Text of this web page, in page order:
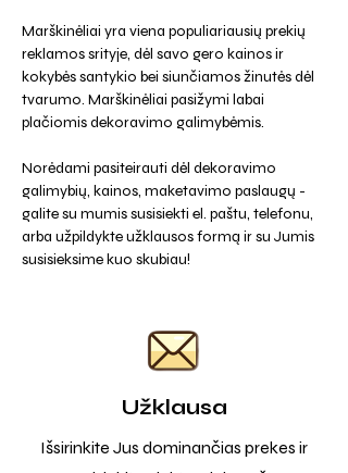
Marškinėliai yra viena populiariausių prekių
reklamos srityje, dėl savo gero kainos ir
kokybės santykio bei siunčiamos žinutės dėl
tvarumo. Marškinėliai pasižymi labai
plačiomis dekoravimo galimybėmis.
Norėdami pasiteirauti dėl dekoravimo
galimybių, kainos, maketavimo paslaugų -
galite su mumis susisiekti el. paštu, telefonu,
arba užpildykte užklausos formą ir su Jumis
susisieksime kuo skubiau!
Užklausa
Išsirinkite Jus dominančias prekes ir